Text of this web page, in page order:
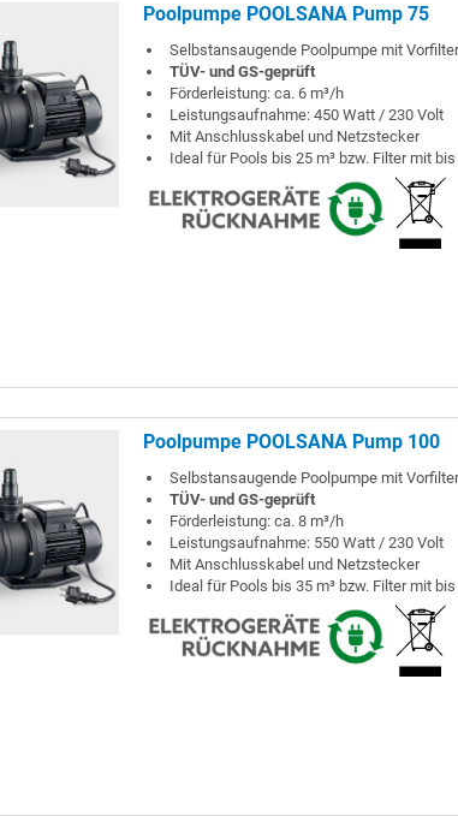
Poolpumpe POOLSANA Pump 75
Selbstansaugende Poolpumpe mit
TÜV- und GS-geprüft
Förderleistung: ca. 6 m³/h
Leistungsaufnahme: 450 Watt / 230 Volt
Mit Anschlusskabel und Netzstecker
Ideal für Pools bis 25 m³ bzw. Filter mit
Poolpumpe POOLSANA Pump 100
Selbstansaugende Poolpumpe mit
TÜV- und GS-geprüft
Förderleistung: ca. 8 m³/h
Leistungsaufnahme: 550 Watt / 230 Volt
Mit Anschlusskabel und Netzstecker
Ideal für Pools bis 35 m³ bzw. Filter mit